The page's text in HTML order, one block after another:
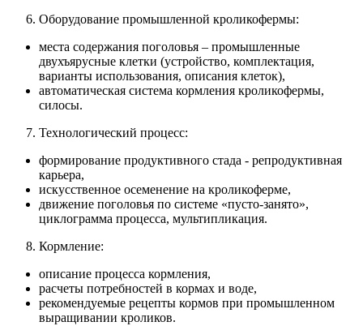
Оборудование промышленной кроликофермы:
места содержания поголовья – промышленные
двухъярусные клетки (устройство, комплектация,
варианты использования, описания клеток),
автоматическая система кормления кроликофермы,
силосы.
Технологический процесс:
формирование продуктивного стада - репродуктивная
карьера,
искусственное осеменение на кроликоферме,
движение поголовья по системе «пусто-занято»,
циклограмма процесса, мультипликация.
Кормление:
описание процесса кормления,
расчеты потребностей в кормах и воде,
рекомендуемые рецепты кормов при промышленном
выращивании кроликов.